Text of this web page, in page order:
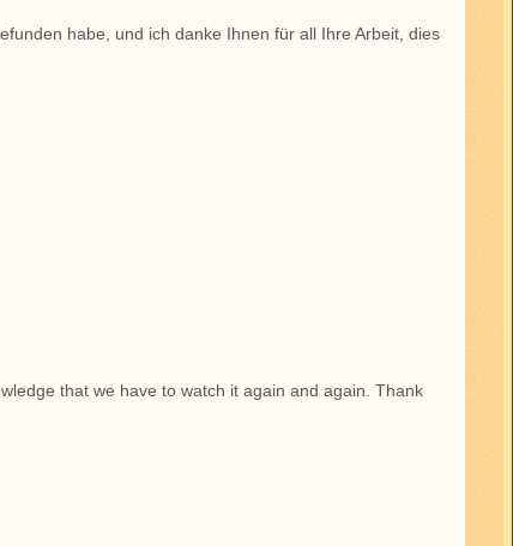
habe, und ich danke Ihnen für all Ihre Arbeit, dies
that we have to watch it again and again. Thank